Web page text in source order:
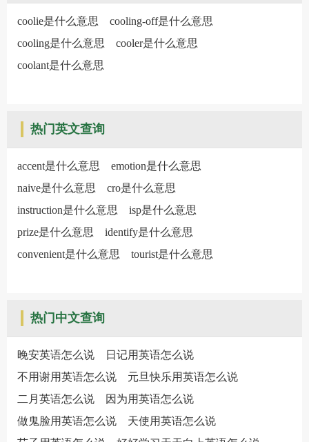
coolie是什么意思
cooling-off是什么意思
cooling是什么意思
cooler是什么意思
coolant是什么意思
热门英文查询
accent是什么意思
emotion是什么意思
naive是什么意思
cro是什么意思
instruction是什么意思
isp是什么意思
prize是什么意思
identify是什么意思
convenient是什么意思
tourist是什么意思
热门中文查询
晚安英语怎么说
日记用英语怎么说
不用谢用英语怎么说
元旦快乐用英语怎么说
二月英语怎么说
因为用英语怎么说
做鬼脸用英语怎么说
天使用英语怎么说